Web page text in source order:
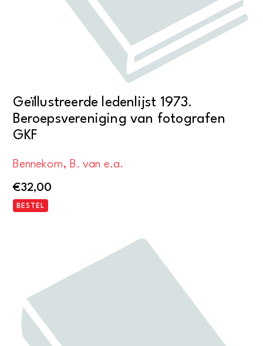
Geïllustreerde ledenlijst 1973.
Beroepsvereniging van fotografen
GKF
Bennekom, B. van e.a.
€32,00
BESTEL